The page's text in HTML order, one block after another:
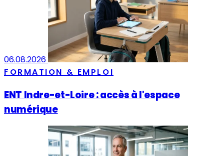
06.08.2026
FORMATION & EMPLOI
ENT Indre-et-Loire : accès à l'espace
numérique